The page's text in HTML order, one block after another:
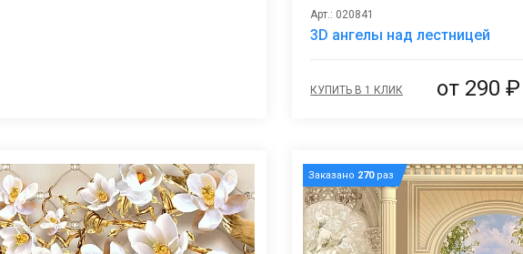
Арт.: 020841
3D ангелы над лестницей
КУПИТЬ В 1 КЛИК от 290 ₽
Заказано 270раз